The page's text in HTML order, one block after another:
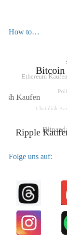
How to…
Folge uns auf: